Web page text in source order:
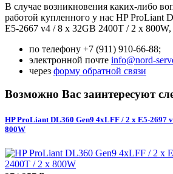
В случае возникновения каких-либо
работой купленного у нас HP ProLiant
E5-2667 v4 / 8 x 32GB 2400T / 2 x 800W,
по телефону +7 (911) 910-66-88;
электронной почте info@nord-
через форму обратной связи
Возможно Вас заинтересуют
HP ProLiant DL360 Gen9 4xLFF / 2 x E5-2697
800W